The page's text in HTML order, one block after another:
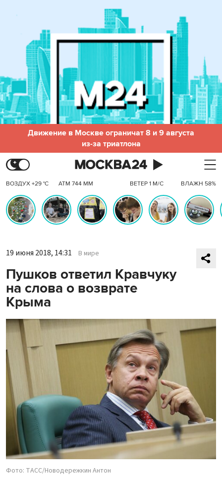
Движение в Москве ограничат 8 и 9 августа
из-за триатлона
ВОЗДУХ +29 °C АТМ 744 ММ ВЕТЕР 1 М/С ВЛАЖН 58%
19 июня 2018, 14:31 В мире
Пушков ответил Кравчуку
на слова о возврате
Крыма
Фото: ТАСС/Новодережкин Антон